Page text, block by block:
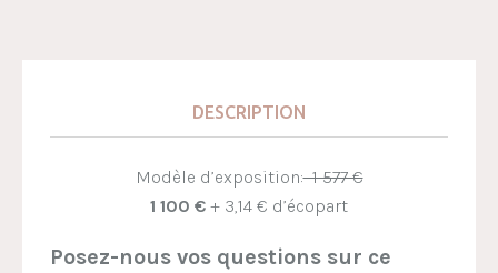
DESCRIPTION
Modèle d’exposition:1 577 €
1 100 € + 3,14 € d’écopart
Posez-nous vos questions sur ce